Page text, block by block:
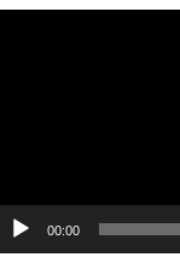
00:00